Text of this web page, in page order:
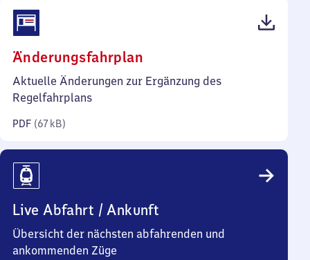
Änderungsfahrplan
67
Aktuelle Änderungen zur Ergänzung des
Regelfahrplans
PDF (67 kB)
Live Abfahrt / Ankunft
Übersicht der nächsten abfahrenden und
ankommenden Züge